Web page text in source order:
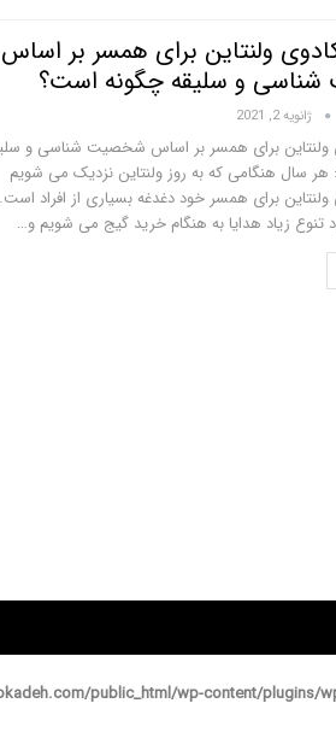
ولنتاین برای همسر بر اساس
و سلیقه چگونه است؟
ژانویه 2, 2021
ولنتاین برای همسر بر اساس شخصیت شناسی و
سال هنگامی که به روز ولنتاین نزدیک می شویم
ولنتاین برای همسر خود دغدغه بسیاری از افراد است.
تنوع زیاد هدایا به هنگام خرید گیج می شویم و…
public_html/wp-content/plugins/